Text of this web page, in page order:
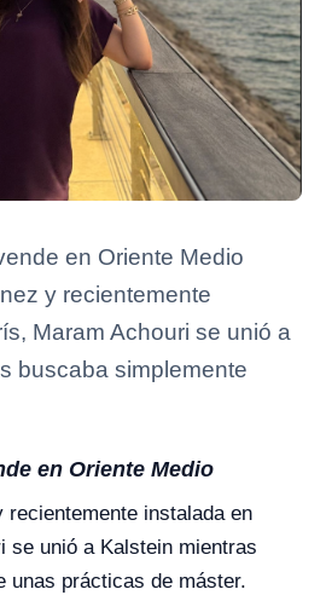
en Oriente Medio
y recientemente
Maram Achouri se unió a
buscaba simplemente
en Oriente Medio
recientemente instalada en
se unió a Kalstein mientras
unas prácticas de máster.